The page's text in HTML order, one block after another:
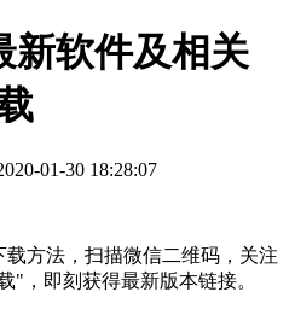
新软件及相关
01-30 18:28:07
载方法，扫描微信二维码，关注
"，即刻获得最新版本链接。